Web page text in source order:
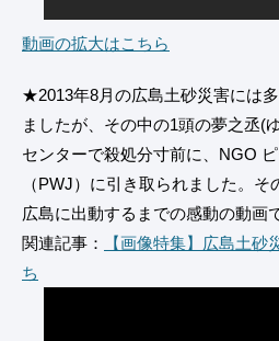
動画の拡大はこちら
★2013年8月の広島土砂災害には
ましたが、その中の1頭の夢之丞(
センターで殺処分寸前に、NGO
（PWJ）に引き取られました。
広島に出動するまでの感動の動画
関連記事：
【画像特集】広島土砂
ち